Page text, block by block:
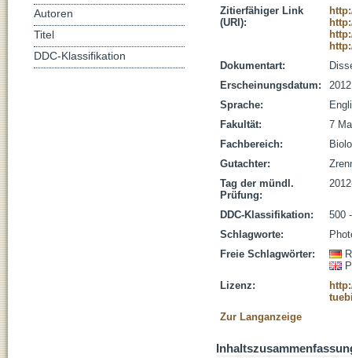
Zitierfähiger Link
(URI):
Dokumentart:
Erscheinungsdatum:
2012
Sprache:
Fakultät:
7
Fachbereich:
Gutachter:
Tag der mündl.
Prüfung:
DDC-Klassifikation:
500
Schlagworte:
Freie Schlagwörter:
Lizenz:
Zur Langanzeige
Autoren
Titel
DDC-Klassifikation